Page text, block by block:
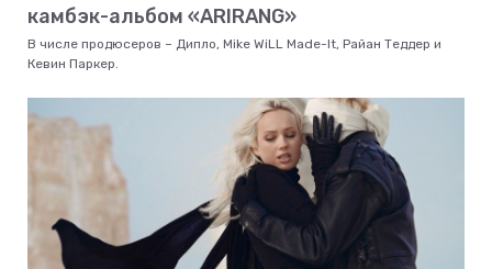
камбэк-альбом «ARIRANG»
В числе продюсеров – Дипло, Mike WiLL Made-It, Райан Теддер и
Кевин Паркер.